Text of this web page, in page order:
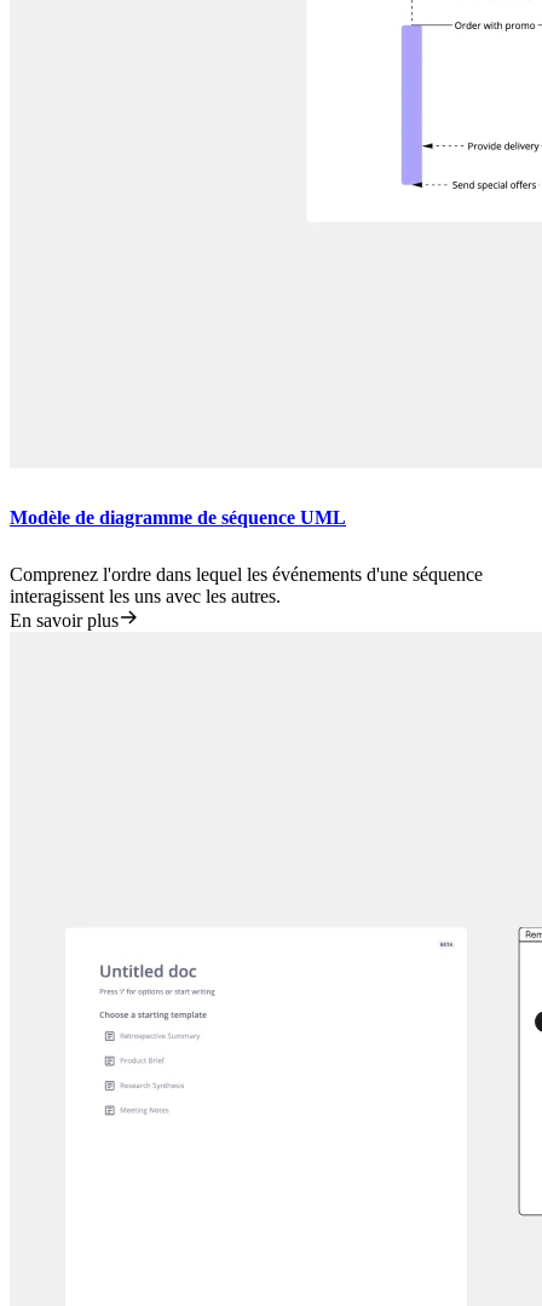
Modèle de diagramme de séquence UML
Comprenez l'ordre dans lequel les événements d'une séquence
interagissent les uns avec les autres.
En savoir plus